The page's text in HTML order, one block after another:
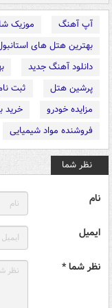
آپ آهنگ موزیک
بهترین هتل های
دانلود آهنگ جدید
پرشین هتل
ثبت
مزایده خودرو
خرید
فروشنده مواد شیمیایی
نظر شما
نام
ایمیل
نظر شما *